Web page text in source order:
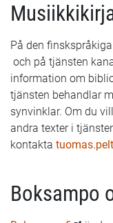
På den
och på tjänsten
information om
tjänsten behandlar
synvinklar. Om du
andra texter i
kontakta
Boksampo